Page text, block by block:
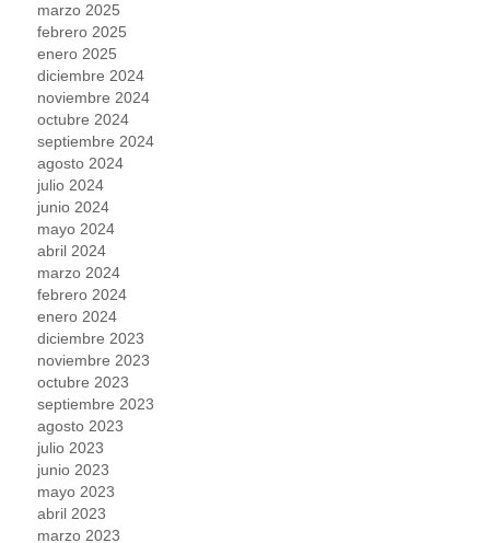
marzo 2025
febrero 2025
enero 2025
diciembre 2024
noviembre 2024
octubre 2024
septiembre 2024
agosto 2024
julio 2024
junio 2024
mayo 2024
abril 2024
marzo 2024
febrero 2024
enero 2024
diciembre 2023
noviembre 2023
octubre 2023
septiembre 2023
agosto 2023
julio 2023
junio 2023
mayo 2023
abril 2023
marzo 2023